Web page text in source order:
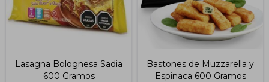
Lasagna Bolognesa Sadia
600 Gramos
Bastones de Muzzarella y
Espinaca 600 Gramos